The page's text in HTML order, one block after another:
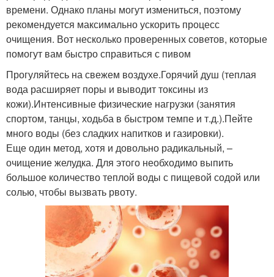
времени. Однако планы могут измениться, поэтому
рекомендуется максимально ускорить процесс
очищения. Вот несколько проверенных советов, которые
помогут вам быстро справиться с пивом
Прогуляйтесь на свежем воздухе.Горячий душ (теплая
вода расширяет поры и выводит токсины из
кожи).Интенсивные физические нагрузки (занятия
спортом, танцы, ходьба в быстром темпе и т.д.).Пейте
много воды (без сладких напитков и газировки).
Еще один метод, хотя и довольно радикальный, –
очищение желудка. Для этого необходимо выпить
большое количество теплой воды с пищевой содой или
солью, чтобы вызвать рвоту.